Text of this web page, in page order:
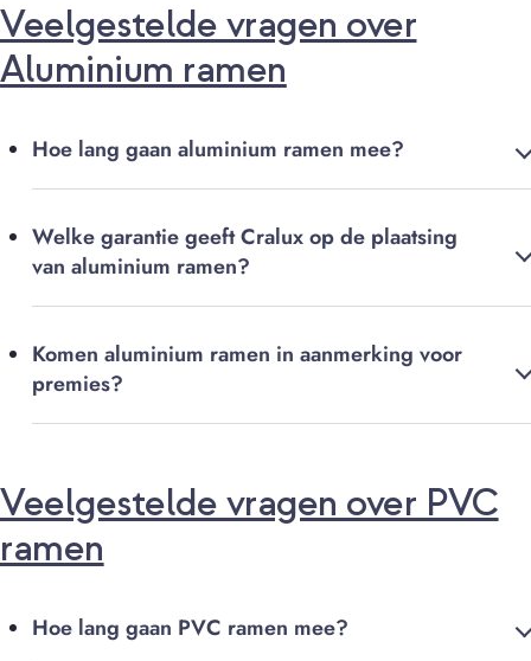
Veelgestelde vragen over
Aluminium ramen
Hoe lang gaan aluminium ramen mee?
Welke garantie geeft Cralux op de plaatsing
van aluminium ramen?
Komen aluminium ramen in aanmerking voor
premies?
Veelgestelde vragen over PVC
ramen
Hoe lang gaan PVC ramen mee?